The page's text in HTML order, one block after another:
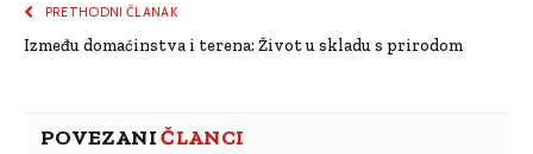
PRETHODNI ČLANAK
Između domaćinstva i terena: Život u skladu s prirodom
POVEZANIČLANCI